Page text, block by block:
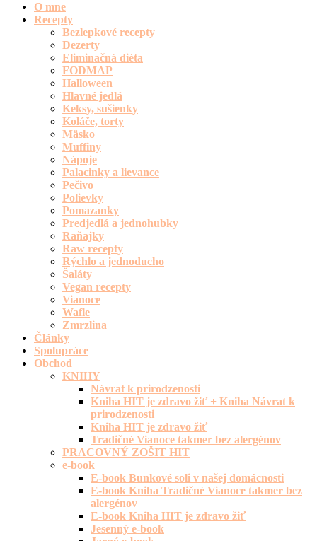
O mne
Recepty
Bezlepkové recepty
Dezerty
Eliminačná diéta
FODMAP
Halloween
Hlavné jedlá
Keksy, sušienky
Koláče, torty
Mäsko
Muffiny
Nápoje
Palacinky a lievance
Pečivo
Polievky
Pomazanky
Predjedlá a jednohubky
Raňajky
Raw recepty
Rýchlo a jednoducho
Šaláty
Vegan recepty
Vianoce
Wafle
Zmrzlina
Články
Spolupráce
Obchod
KNIHY
Návrat k prirodzenosti
Kniha HIT je zdravo žiť + Kniha Návrat k
prirodzenosti
Kniha HIT je zdravo žiť
Tradičné Vianoce takmer bez alergénov
PRACOVNÝ ZOŠIT HIT
e-book
E-book Bunkové soli v našej domácnosti
E-book Kniha Tradičné Vianoce takmer bez
alergénov
E-book Kniha HIT je zdravo žiť
Jesenný e-book